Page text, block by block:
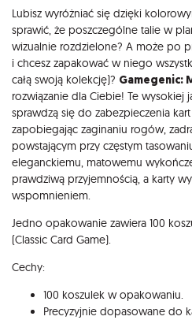
Opis
Lubisz wyróżniać się dzięki
sprawić, że poszczególne talie w
wizualnie rozdzielone? A może po
i chcesz zapakować w niego
całą swoją kolekcję)? Gamegenic:
rozwiązanie dla Ciebie! Te wysokiej
sprawdzą się do zabezpieczenia
zapobiegając zaginaniu rogów,
powstającym przy częstym
eleganckiemu, matowemu
prawdziwą przyjemnością, a karty
wspomnieniem.
Jedno opakowanie zawiera 100
(Classic Card Game).
Cechy:
100 koszulek w opakowaniu.
Precyzyjnie dopasowane do